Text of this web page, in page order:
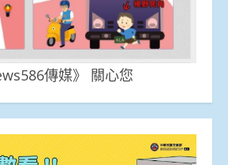
傳媒》 關心您